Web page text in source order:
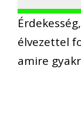
élvezettel
amire